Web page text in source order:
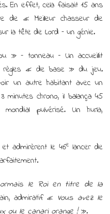
En effet, cela faisait 15 ans
de « Meilleur chasseur de
la tête de Lord – un génie.
» – tonneau – Un accueillit
règles « de base » du jeu.
un autre habitant avec un
minutes chrono, il balança 45
pulvérisé. Un hurla,
admirèrent le 46e lancer de
le Roi en titre de la
admiratif « Vous avez le
ou le canari orange !».